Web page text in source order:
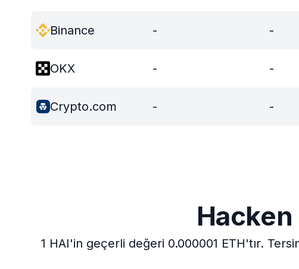
Binance - -
OKX - -
Crypto.com - -
1 HAI'in geçerli değeri 0.000001 ETH'tır.